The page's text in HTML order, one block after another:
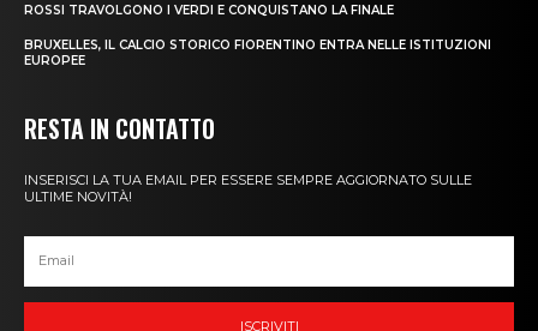
ROSSI TRAVOLGONO I VERDI E CONQUISTANO LA FINALE
BRUXELLES, IL CALCIO STORICO FIORENTINO ENTRA NELLE ISTITUZIONI
EUROPEE
RESTA IN CONTATTO
INSERISCI LA TUA EMAIL PER ESSERE SEMPRE AGGIORNATO SULLE
ULTIME NOVITÀ!
ISCRIVITI